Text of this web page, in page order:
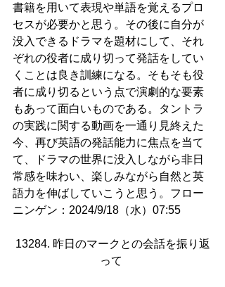
書籍を用いて表現や単語を覚えるプロ
セスが必要かと思う。その後に自分が
没入できるドラマを題材にして、それ
ぞれの役者に成り切って発話をしてい
くことは良き訓練になる。そもそも役
者に成り切るという点で演劇的な要素
もあって面白いものである。タントラ
の実践に関する動画を一通り見終えた
今、再び英語の発話能力に焦点を当て
て、ドラマの世界に没入しながら非日
常感を味わい、楽しみながら自然と英
語力を伸ばしていこうと思う。フロー
ニンゲン：2024/9/18（水）07:55
13284. 昨日のマークとの会話を振り返
って